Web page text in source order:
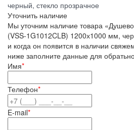
черный, стекло прозрачное
Уточнить наличие
Мы уточним наличие товара
(VSS-1G1012CLB) 1200х1000 мм,
и когда он появится в наличии
ниже заполните данные для
Имя*
Телефон*
E-mail*